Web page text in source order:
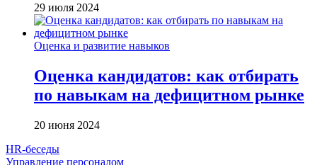
29 июля 2024
Оценка и развитие навыков
Оценка кандидатов: как отбирать
по навыкам на дефицитном рынке
20 июня 2024
HR-беседы
Управление персоналом